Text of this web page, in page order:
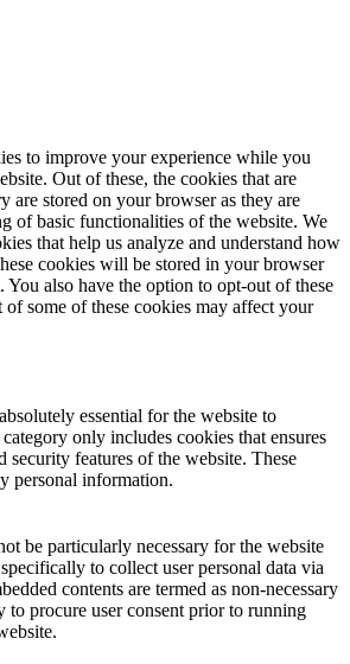
to improve your experience while you
Out of these, the cookies that are
are stored on your browser as they are
of basic functionalities of the website. We
that help us analyze and understand how
cookies will be stored in your browser
also have the option to opt-out of these
some of these cookies may affect your
essential for the website to
only includes cookies that ensures
security features of the website. These
personal information.
be particularly necessary for the website
to collect user personal data via
contents are termed as non-necessary
to procure user consent prior to running